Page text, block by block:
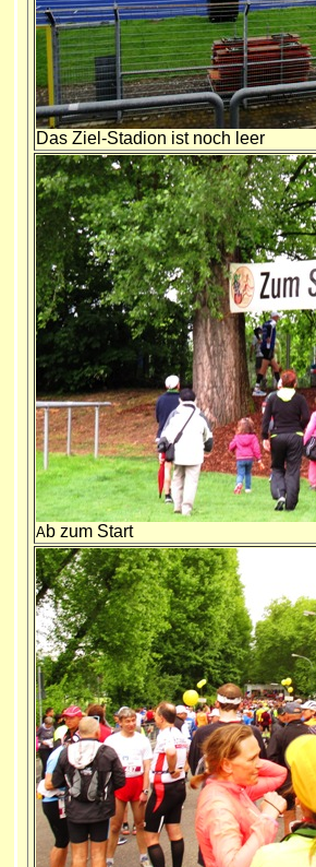
Das Ziel-Stadion ist noch leer
Ab zum Start